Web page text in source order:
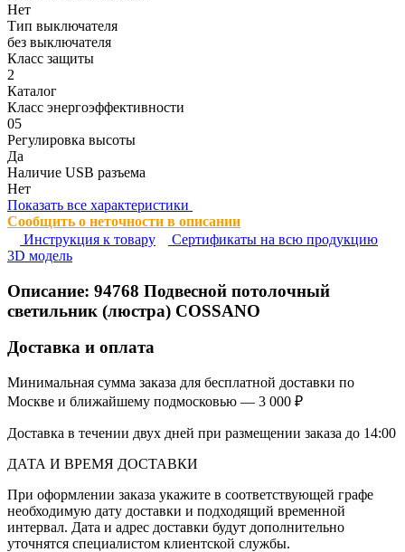
Нет
Тип выключателя
без выключателя
Класс защиты
2
Каталог
Класс энергоэффективности
05
Регулировка высоты
Да
Наличие USB разъема
Нет
Показать все характеристики
Сообщить о неточности в описании
Инструкция к товару
Сертификаты на всю продукцию
3D модель
Описание: 94768 Подвесной потолочный
светильник (люстра) COSSANO
Доставка и оплата
Минимальная сумма заказа для бесплатной доставки по
Москве и ближайшему подмосковью — 3 000 ₽
Доставка в течении двух дней при размещении заказа до 14:00
ДАТА И ВРЕМЯ ДОСТАВКИ
При оформлении заказа укажите в соответствующей графе
необходимую дату доставки и подходящий временной
интервал. Дата и адрес доставки будут дополнительно
уточнятся специалистом клиентской службы.